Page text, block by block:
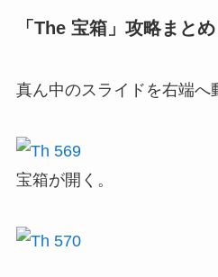
「The 宝箱」攻略まと
真ん中のスライドを右端へ
宝箱が開く。